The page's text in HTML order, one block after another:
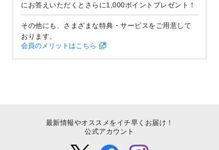
にお答えいただくとさらに1,000ポイントプレゼント！
その他にも、さまざまな特典・サービスをご用意して
おります。
会員のメリットはこちら
最新情報やオススメをイチ早くお届け！
公式アカウント